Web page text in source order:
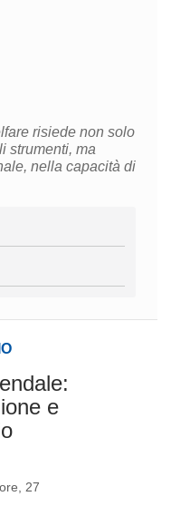
risiede non solo
strumenti, ma
nella capacità di
e
27